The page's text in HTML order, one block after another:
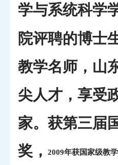
学与系统科学
院评聘的博士
教学名师，山
尖人才，享受
家。获第三届
奖，2009年获国家级教